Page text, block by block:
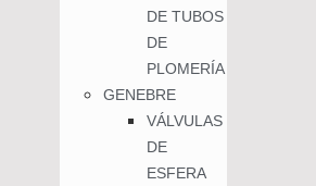
DE TUBOS
DE
PLOMERÍA
GENEBRE
VÁLVULAS
DE
ESFERA